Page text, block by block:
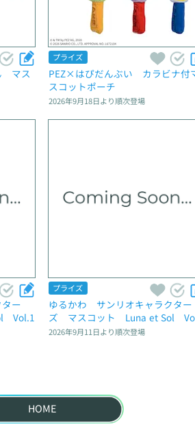
マス
プライズ
PEZ×はぴだんぶい　カラビナ付
スコットポーチ
2026年9月18日より順次登場
ー
　Vol.1
プライズ
ゆるかわ　サンリオキャラクター
ズ　マスコット　Luna et Sol　
2026年9月11日より順次登場
HOME